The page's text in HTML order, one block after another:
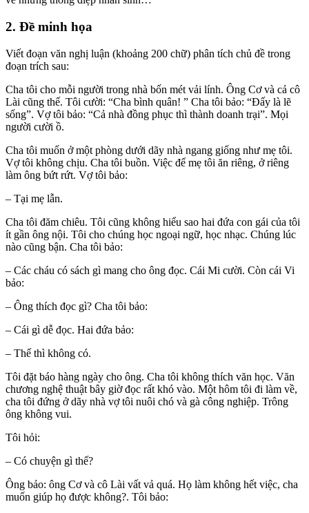
2. Đề minh họa
Viết đoạn văn nghị luận (khoảng 200 chữ) phân tích chủ đề trong
đoạn trích sau:
Cha tôi cho mỗi người trong nhà bốn mét vải lính. Ông Cơ và cả cô
Lài cũng thế. Tôi cười: “Cha bình quân! ” Cha tôi bảo: “Đấy là lẽ
sống”. Vợ tôi bảo: “Cả nhà đồng phục thì thành doanh trại”. Mọi
người cười ồ.
Cha tôi muốn ở một phòng dưới dãy nhà ngang giống như mẹ tôi.
Vợ tôi không chịu. Cha tôi buồn. Việc để mẹ tôi ăn riêng, ở riêng
làm ông bứt rứt. Vợ tôi bảo:
– Tại mẹ lẫn.
Cha tôi đăm chiêu. Tôi cũng không hiểu sao hai đứa con gái của tôi
ít gần ông nội. Tôi cho chúng học ngoại ngữ, học nhạc. Chúng lúc
nào cũng bận. Cha tôi bảo:
– Các cháu có sách gì mang cho ông đọc. Cái Mi cười. Còn cái Vi
bảo:
– Ông thích đọc gì? Cha tôi bảo:
– Cái gì dễ đọc. Hai đứa bảo:
– Thế thì không có.
Tôi đặt báo hàng ngày cho ông. Cha tôi không thích văn học. Văn
chương nghệ thuật bây giờ đọc rất khó vào. Một hôm tôi đi làm về,
cha tôi đứng ở dãy nhà vợ tôi nuôi chó và gà công nghiệp. Trông
ông không vui.
Tôi hỏi:
– Có chuyện gì thế?
Ông bảo: ông Cơ và cô Lài vất vả quá. Họ làm không hết việc, cha
muốn giúp họ được không?. Tôi bảo: